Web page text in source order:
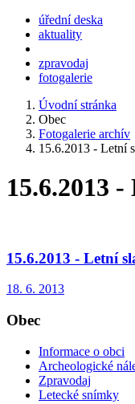
úřední deska
aktuality
zpravodaj
fotogalerie
Úvodní stránka
Obec
Fotogalerie archív
15.6.2013 - Letní
15.6.2013
15.6.2013 - Letní
18. 6. 2013
Obec
Informace o obci
Archeologické
Zpravodaj
Letecké snímky